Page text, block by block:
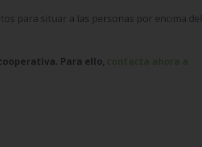
para situar a las personas por encima del
Para ello,